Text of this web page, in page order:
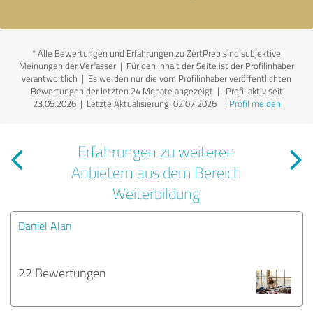
*Alle Bewertungen und Erfahrungen zu ZertPrep sind subjektive
Meinungen der Verfasser | Für den Inhalt der Seite ist der Profilinhaber
verantwortlich | Es werden nur die vom Profilinhaber veröffentlichten
Bewertungen der letzten 24 Monate angezeigt | Profil aktiv seit
23.05.2026 | Letzte Aktualisierung: 02.07.2026| Profil melden
Erfahrungen zu weiteren
Anbietern aus dem Bereich
Weiterbildung
Daniel Alan
22 Bewertungen